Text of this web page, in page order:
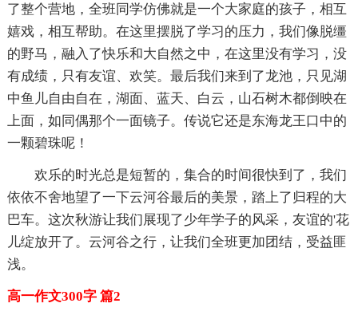
了整个营地，全班同学仿佛就是一个大家庭的孩子，相互
嬉戏，相互帮助。在这里摆脱了学习的压力，我们像脱缰
的野马，融入了快乐和大自然之中，在这里没有学习，没
有成绩，只有友谊、欢笑。最后我们来到了龙池，只见湖
中鱼儿自由自在，湖面、蓝天、白云，山石树木都倒映在
上面，如同偶那个一面镜子。传说它还是东海龙王口中的
一颗碧珠呢！
欢乐的时光总是短暂的，集合的时间很快到了，我们
依依不舍地望了一下云河谷最后的美景，踏上了归程的大
巴车。这次秋游让我们展现了少年学子的风采，友谊的'花
儿绽放开了。云河谷之行，让我们全班更加团结，受益匪
浅。
高一作文300字 篇2